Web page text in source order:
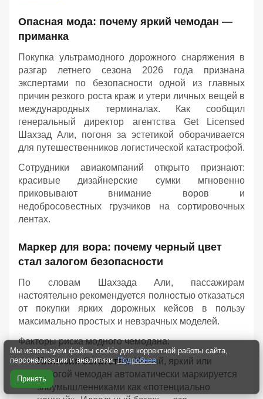
Опасная мода: почему яркий чемодан —
приманка
Покупка ультрамодного дорожного снаряжения в
разгар летнего сезона 2026 года признана
экспертами по безопасности одной из главных
причин резкого роста краж и утери личных вещей в
международных терминалах. Как сообщил
генеральный директор агентства Get Licensed
Шахзад Али, погоня за эстетикой оборачивается
для путешественников логистической катастрофой.
Сотрудники авиакомпаний открыто признают:
красивые дизайнерские сумки мгновенно
приковывают внимание воров и
недобросовестных грузчиков на сортировочных
лентах.
Маркер для вора: почему черный цвет
стал залогом безопасности
По словам Шахзада Али, пассажирам
настоятельно рекомендуется полностью отказаться
от покупки ярких дорожных кейсов в пользу
максимально простых и невзрачных моделей.
Факторы риска модного чемодана:
Иллюзия богатства.Новый, яркий или
дорогой чемодан автоматически маркируется
злоумышленниками как «потенциально
Мы используем файлы cookie для корректной работы сайта,
персонализации и аналитики. Подробнее
Принять